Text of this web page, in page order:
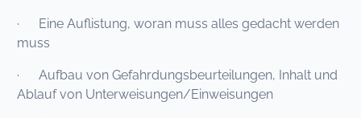
· Eine Auflistung, woran muss alles gedacht werden
muss
· Aufbau von Gefahrdungsbeurteilungen, Inhalt und
Ablauf von Unterweisungen/Einweisungen